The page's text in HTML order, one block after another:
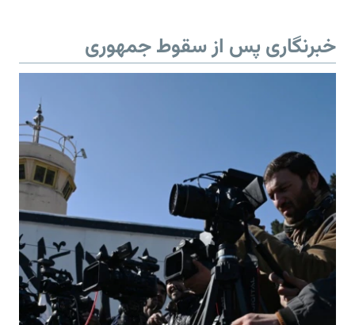
خبرنگاری پس از سقوط جمهوری